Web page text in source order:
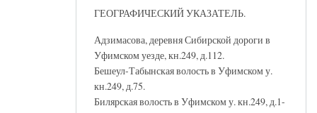
ГЕОГРАФИЧЕСКИЙ УКАЗАТЕЛЬ.
Адзимасова, деревня Сибирской дороги в
Уфимском уезде, кн.249, д.112.
Бешеул-Табынская волость в Уфимском у.
кн.249, д.75.
Билярская волость в Уфимском у. кн.249, д.1-